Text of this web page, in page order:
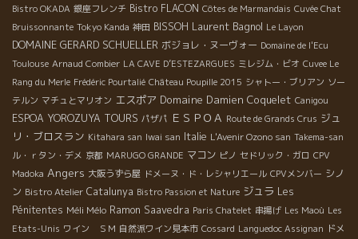
Bistro OKADA 銀座フレンチ Bistro FLACON Côtes de Marmandais Cuvée Chat
Bruissonnante Tokyo Kanda 神田 BISSOH Laurent Bagnol Le Layon
DOMAINE GERARD SCHUELLER ボジョレ・ヌーヴォー Domaine de l'Ecu
Toulouse Arnaud Combier LA CAVE D’ESTEZARGUES ミレジム・ビオ Cuvee Le
Rang du Merle Frédéric Pourtalié Château Poupille 2015 シャトー・ブリアン ソー
テルン マチュとマリオン エスポア Domaine Damien Coquelet Canigou
ESPOA YOROZUYA TOURS パザパ ＥＳＰＯＡ Route de Grands Crus ジュ
リ・ブロスラン Kitahara san Iwai san Italie L'Avenir Ozono san Takema-san
ル・ｒタン・デメ 京都 MARUGO GRANDE マコン ピノ セドリック・ガロ CPV
Madoka Angers 大阪うずら屋 ドメーヌ・ド・レシャリエール CPVメンバー シノ
ン Bistro Atelier Catalunya Bistro Passion et Nature ジュラ Les
Pénitentes Méli Mélo Ramon Saavedra Paris Chatelet 串揚げ Les Maoù Les
Etats-Unis ワイン ＳＭ 自然派ワイン見本市 Cossard Languedoc Assignan ドメ